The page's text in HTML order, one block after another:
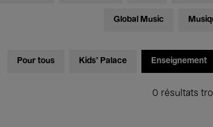
Global Music
Pour tous Kids’ Palace Enseignement
0 résultats